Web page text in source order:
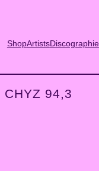
ShopArtistsDiscographie
94,3